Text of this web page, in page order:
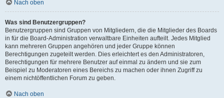
Nach oben
Was sind Benutzergruppen?
Benutzergruppen sind Gruppen von Mitgliedern, die die Mitglieder des Boards
in für die Board-Administration verwaltbare Einheiten aufteilt. Jedes Mitglied
kann mehreren Gruppen angehören und jeder Gruppe können
Berechtigungen zugeteilt werden. Dies erleichtert es den Administratoren,
Berechtigungen für mehrere Benutzer auf einmal zu ändern und sie zum
Beispiel zu Moderatoren eines Bereichs zu machen oder ihnen Zugriff zu
einem nichtöffentlichen Forum zu geben.
Nach oben